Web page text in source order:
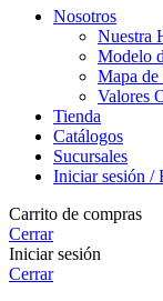
Nosotros
Nuestra
Modelo
Mapa
Valores
Tienda
Catálogos
Sucursales
Iniciar sesión /
Carrito de compras
Cerrar
Iniciar sesión
Cerrar